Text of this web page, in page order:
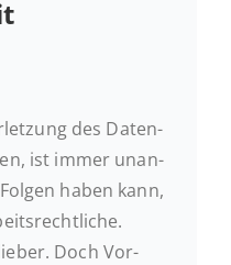
des Da­ten­
ist immer un­an­
haben kann,
Doch Vor­